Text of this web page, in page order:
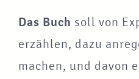
Das Buch soll von
erzählen, dazu
machen, und davon